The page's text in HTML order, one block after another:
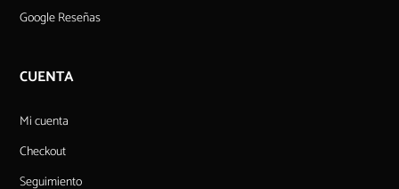
Google Reseñas
CUENTA
Mi cuenta
Checkout
Seguimiento